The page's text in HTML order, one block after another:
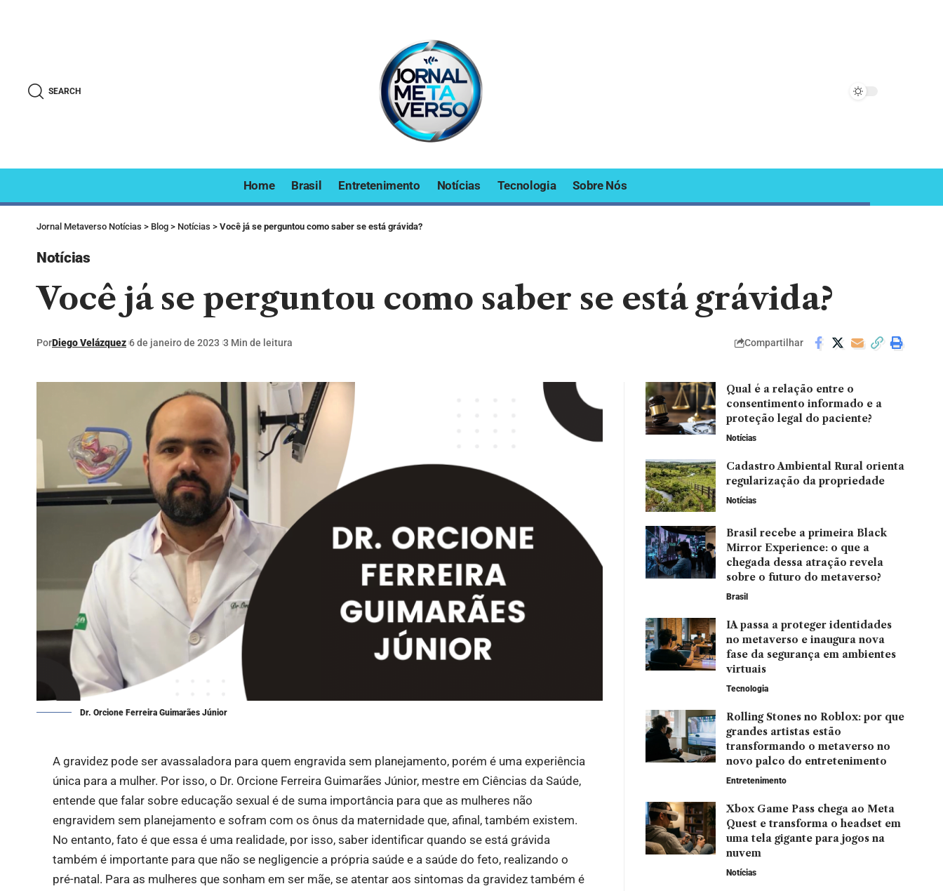
SEARCH
Home Brasil Entretenimento Notícias Tecnologia Sobre Nós
Jornal Metaverso Notícias > Blog > Notícias > Você já se perguntou como saber se está grávida?
Notícias
Você já se perguntou como saber se está grávida?
PorDiego Velázquez 6 de janeiro de 2023 3 Min de leitura Compartilhar
Dr. Orcione Ferreira Guimarães Júnior
A gravidez pode ser avassaladora para quem engravida sem planejamento, porém é uma experiência
única para a mulher. Por isso, o Dr. Orcione Ferreira Guimarães Júnior, mestre em Ciências da Saúde,
entende que falar sobre educação sexual é de suma importância para que as mulheres não
engravidem sem planejamento e sofram com os ônus da maternidade que, afinal, também existem.
No entanto, fato é que essa é uma realidade, por isso, saber identificar quando se está grávida
também é importante para que não se negligencie a própria saúde e a saúde do feto, realizando o
pré-natal. Para as mulheres que sonham em ser mãe, se atentar aos sintomas da gravidez também é
Qual é a relação entre o
consentimento informado e a
proteção legal do paciente?
Notícias
Cadastro Ambiental Rural orienta
regularização da propriedade
Notícias
Brasil recebe a primeira Black
Mirror Experience: o que a
chegada dessa atração revela
sobre o futuro do metaverso?
Brasil
IA passa a proteger identidades
no metaverso e inaugura nova
fase da segurança em ambientes
virtuais
Tecnologia
Rolling Stones no Roblox: por que
grandes artistas estão
transformando o metaverso no
novo palco do entretenimento
Entretenimento
Xbox Game Pass chega ao Meta
Quest e transforma o headset em
uma tela gigante para jogos na
nuvem
Notícias